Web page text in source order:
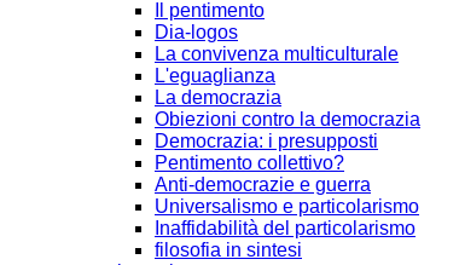
Il pentimento
Dia-logos
La convivenza multiculturale
L'eguaglianza
La democrazia
Obiezioni contro la democrazia
Democrazia: i presupposti
Pentimento collettivo?
Anti-democrazie e guerra
Universalismo e particolarismo
Inaffidabilità del particolarismo
filosofia in sintesi